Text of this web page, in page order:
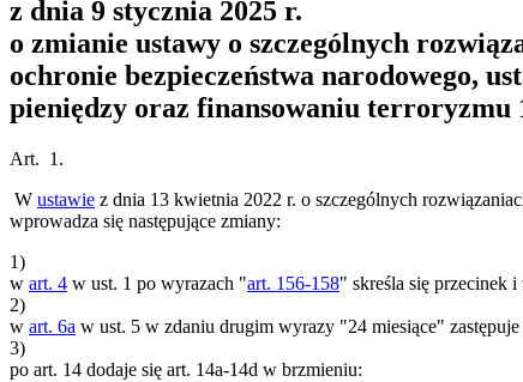
z dnia 9 stycznia 2025 r.
o zmianie ustawy o szczególnych
ochronie bezpieczeństwa narodowego,
pieniędzy oraz finansowaniu terroryzmu
Art. 1.
W ustawie z dnia 13 kwietnia 2022 r. o szczególnych
wprowadza się następujące zmiany:
1)
w art. 4 w ust. 1 po wyrazach "art. 156-158" skreśla się przecinek
2)
w art. 6a w ust. 5 w zdaniu drugim wyrazy "24 miesiące"
3)
po art. 14 dodaje się art. 14a-14d w brzmieniu: